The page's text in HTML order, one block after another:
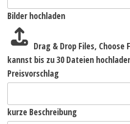
Bilder hochladen
Drag & Drop Files, Choose
kannst bis zu 30 Dateien
Preisvorschlag
kurze Beschreibung